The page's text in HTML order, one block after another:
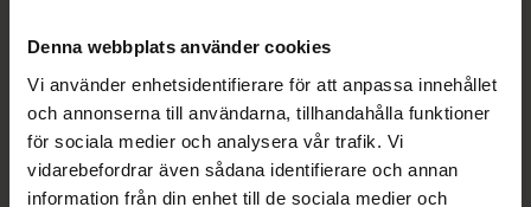
Denna webbplats använder cookies
Vi använder enhetsidentifierare för att anpassa innehållet
och annonserna till användarna, tillhandahålla funktioner
för sociala medier och analysera vår trafik. Vi
vidarebefordrar även sådana identifierare och annan
information från din enhet till de sociala medier och
•Berikad med röd ginseng, känd för sina
närande och revitaliserande egenskaper.
•Stödjer hudens elasticitet och lämnar huden
mjuk och återfuktad.
Rekommenderas för: